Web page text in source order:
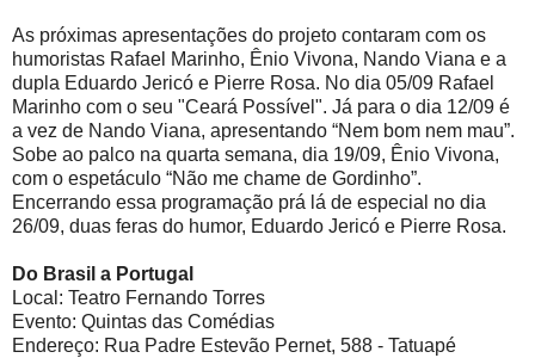
As próximas apresentações do projeto contaram com os
humoristas Rafael Marinho, Ênio Vivona, Nando Viana e a
dupla Eduardo Jericó e Pierre Rosa. No dia 05/09 Rafael
Marinho com o seu "Ceará Possível". Já para o dia 12/09 é
a vez de Nando Viana, apresentando “Nem bom nem mau”.
Sobe ao palco na quarta semana, dia 19/09, Ênio Vivona,
com o espetáculo “Não me chame de Gordinho”.
Encerrando essa programação prá lá de especial no dia
26/09, duas feras do humor, Eduardo Jericó e Pierre Rosa.
Do Brasil a Portugal
Local: Teatro Fernando Torres
Evento: Quintas das Comédias
Endereço: Rua Padre Estevão Pernet, 588 - Tatuapé